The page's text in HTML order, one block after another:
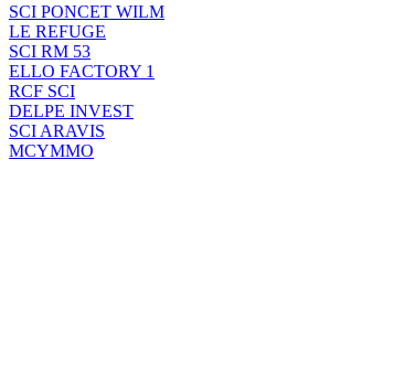
SCI PONCET WILM
LE REFUGE
SCI RM 53
ELLO FACTORY 1
RCF SCI
DELPE INVEST
SCI ARAVIS
MCYMMO